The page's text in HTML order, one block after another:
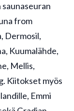
from
Dermosil,
Kuumalähde,
Mellis,
Kiitokset myös
Emmi